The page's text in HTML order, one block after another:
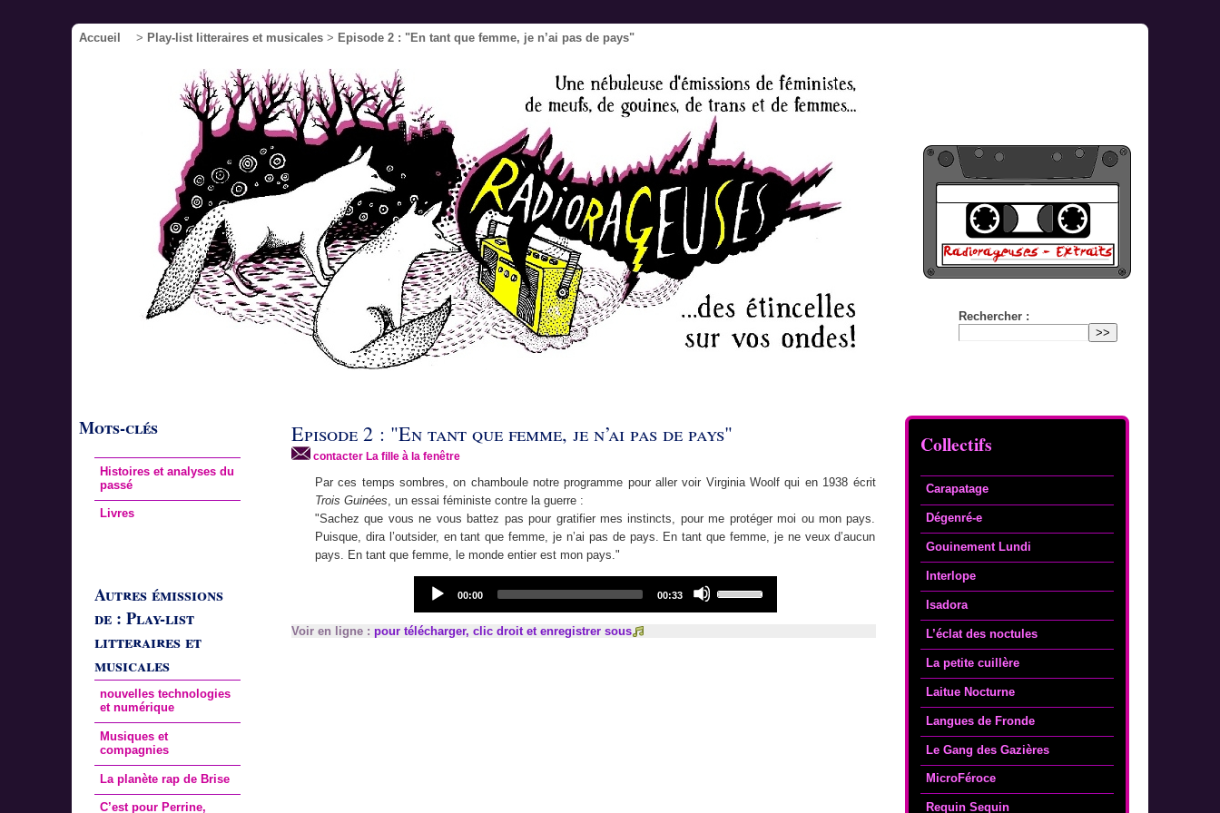
Accueil > Play-list litteraires et musicales > Episode 2 : "En tant que femme, je n’ai pas de pays"
Rechercher :
Collectifs
Carapatage
Dégenré-e
Gouinement Lundi
Interlope
Isadora
L’éclat des noctules
La petite cuillère
Laitue Nocturne
Langues de Fronde
Le Gang des Gazières
MicroFéroce
Requin Sequin
Mots-clés
Histoires et analyses du
passé
Livres
Autres émissions
de : Play-list
litteraires et
musicales
nouvelles technologies
et numérique
Musiques et
compagnies
La planète rap de Brise
C’est pour Perrine,
Episode 2 : "En tant que femme, je n’ai pas de pays"
contacter La fille à la fenêtre
Par ces temps sombres, on chamboule notre programme pour aller voir Virginia Woolf qui en 1938 écrit
Trois Guinées, un essai féministe contre la guerre :
"Sachez que vous ne vous battez pas pour gratifier mes instincts, pour me protéger moi ou mon pays.
Puisque, dira l’outsider, en tant que femme, je n’ai pas de pays. En tant que femme, je ne veux d’aucun
pays. En tant que femme, le monde entier est mon pays."
Audio
Player
Current
00:00
Total
00:33
Up/Down
Voir en ligne : pour télécharger, clic droit et enregistrer sous